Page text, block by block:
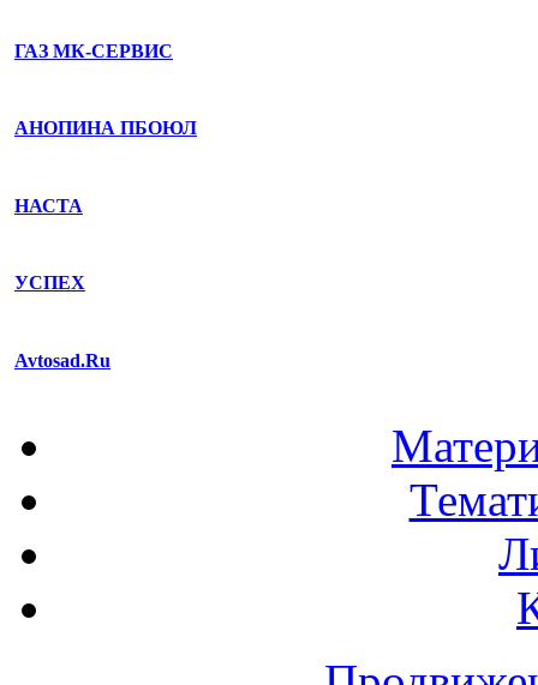
ГАЗ МК-СЕРВИС
АНОПИНА ПБОЮЛ
НАСТА
УСПЕХ
Avtosad.Ru